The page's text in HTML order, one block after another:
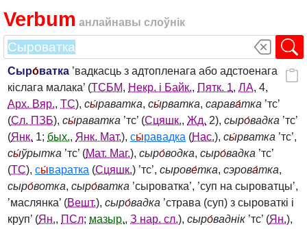
Verbum анлайнавы слоўнік
Сыро́ватка ’вадкасць з адтопленага або адстоенага
кіслага малака’ (ТСБМ, Некр. і Байк., Пятк. 1, ЛА, 4,
Арх. Вяр., ТС), сы́раватка, сы́рватка, сарава́тка ’тс’
(Сл. ПЗБ), сы́раватка ’тс’ (Сцяшк., Жд. 2), сыро́вадка ’тс’
(Янк. 1; бых., Янк. Мат.), сы́равадка (Нас.), сы́рватка ’тс’,
сы́ўрытка ’тс’ (Мат. Маг.), сыро́водка, сыро́вадка ’тс’
(ТС), сы́варатка (Сцяшк.) ’тс’, сырове́тка, сэрова́тка,
сыро́вотка, сыро́ватка ’сыроватка’, ’суп на сыроватцы’,
’маслянка’ (Вешт.), сыро́вадка ’страва (суп) з сыроваткі і
круп’ (Ян., ПСл; мазыр., З нар. сл.), сыро́ваднік ’тс’ (Ян.),